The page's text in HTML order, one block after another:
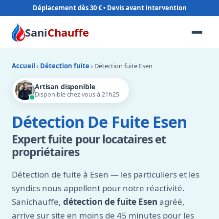
Déplacement dès 30 €
SaniChauffe
Accueil › Détection fuite › Détection fuite Esen
Artisan disponible
Disponible chez vous à 21h25
Détection De Fuite Esen
Expert fuite pour locataires et
propriétaires
Détection de fuite à Esen — les particuliers et les
syndics nous appellent pour notre réactivité.
Sanichauffe, détection de fuite Esen agréé,
arrive sur site en moins de 45 minutes pour les